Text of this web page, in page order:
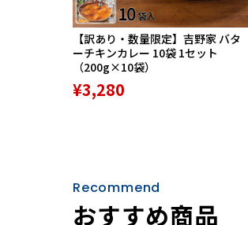
【訳あり・数量限定】吉野家 バタ
ーチキンカレー 10袋 1セット
（200g×10袋）
¥3,280
Recommend
おすすめ商品